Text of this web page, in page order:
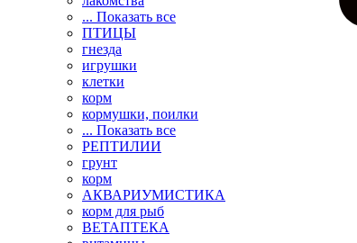
... Показать все
ПТИЦЫ
гнезда
игрушки
клетки
корм
кормушки, поилки
... Показать все
РЕПТИЛИИ
грунт
корм
АКВАРИУМИСТИКА
корм для рыб
ВЕТАПТЕКА